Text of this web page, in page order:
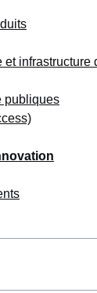
et infrastructure
publiques